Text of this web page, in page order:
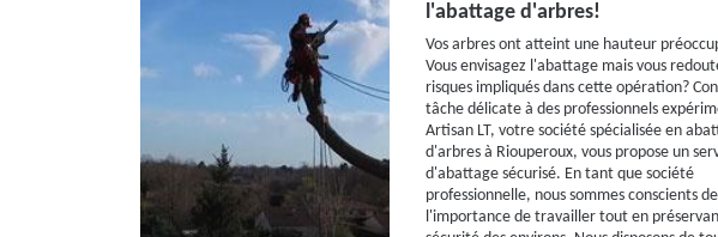
l'abattage d'arbres!
Vos arbres ont atteint une hauteur
Vous envisagez l'abattage mais vous
risques impliqués dans cette opération?
tâche délicate à des professionnels
Artisan LT, votre société spécialisée en
d'arbres à Riouperoux, vous propose un
d'abattage sécurisé. En tant que société
professionnelle, nous sommes conscients de
l'importance de travailler tout en